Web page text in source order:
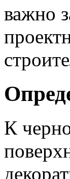
важно
К